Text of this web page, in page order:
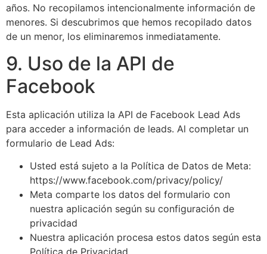
años. No recopilamos intencionalmente información de
menores. Si descubrimos que hemos recopilado datos
de un menor, los eliminaremos inmediatamente.
9. Uso de la API de
Facebook
Esta aplicación utiliza la API de Facebook Lead Ads
para acceder a información de leads. Al completar un
formulario de Lead Ads:
Usted está sujeto a la Política de Datos de Meta:
https://www.facebook.com/privacy/policy/
Meta comparte los datos del formulario con
nuestra aplicación según su configuración de
privacidad
Nuestra aplicación procesa estos datos según esta